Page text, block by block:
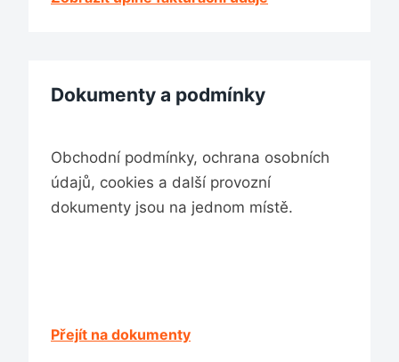
Dokumenty a podmínky
Obchodní podmínky, ochrana osobních
údajů, cookies a další provozní
dokumenty jsou na jednom místě.
Přejít na dokumenty